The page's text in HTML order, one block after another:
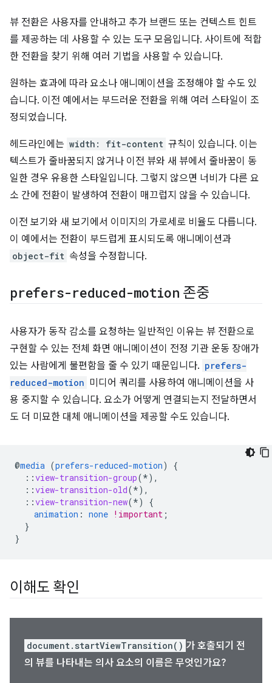
뷰 전환은 사용자를 안내하고 추가 브랜드 또는 컨텍스트 힌트
를 제공하는 데 사용할 수 있는 도구 모음입니다. 사이트에 적합
한 전환을 찾기 위해 여러 기법을 사용할 수 있습니다.
원하는 효과에 따라 요소나 애니메이션을 조정해야 할 수도 있
습니다. 이전 예에서는 부드러운 전환을 위해 여러 스타일이 조
정되었습니다.
헤드라인에는 width: fit-content 규칙이 있습니다. 이는
텍스트가 줄바꿈되지 않거나 이전 뷰와 새 뷰에서 줄바꿈이 동
일한 경우 유용한 스타일입니다. 그렇지 않으면 너비가 다른 요
소 간에 전환이 발생하여 전환이 매끄럽지 않을 수 있습니다.
이전 보기와 새 보기에서 이미지의 가로세로 비율도 다릅니다.
이 예에서는 전환이 부드럽게 표시되도록 애니메이션과
object-fit 속성을 수정합니다.
prefers-reduced-motion 존중
사용자가 동작 감소를 요청하는 일반적인 이유는 뷰 전환으로
구현할 수 있는 전체 화면 애니메이션이 전정 기관 운동 장애가
있는 사람에게 불편함을 줄 수 있기 때문입니다. prefers-
reduced-motion 미디어 쿼리를 사용하여 애니메이션을 사
용 중지할 수 있습니다. 요소가 어떻게 연결되는지 전달하면서
도 더 미묘한 대체 애니메이션을 제공할 수도 있습니다.
@media (prefers-reduced-motion)
{
::view-transition-group(*),
::view-transition-old(*),
::view-transition-new(*)
{
animation : none !important ;
}
}
이해도 확인
document.startViewTransition() 가 호출되기 전
의 뷰를 나타내는 의사 요소의 이름은 무엇인가요?